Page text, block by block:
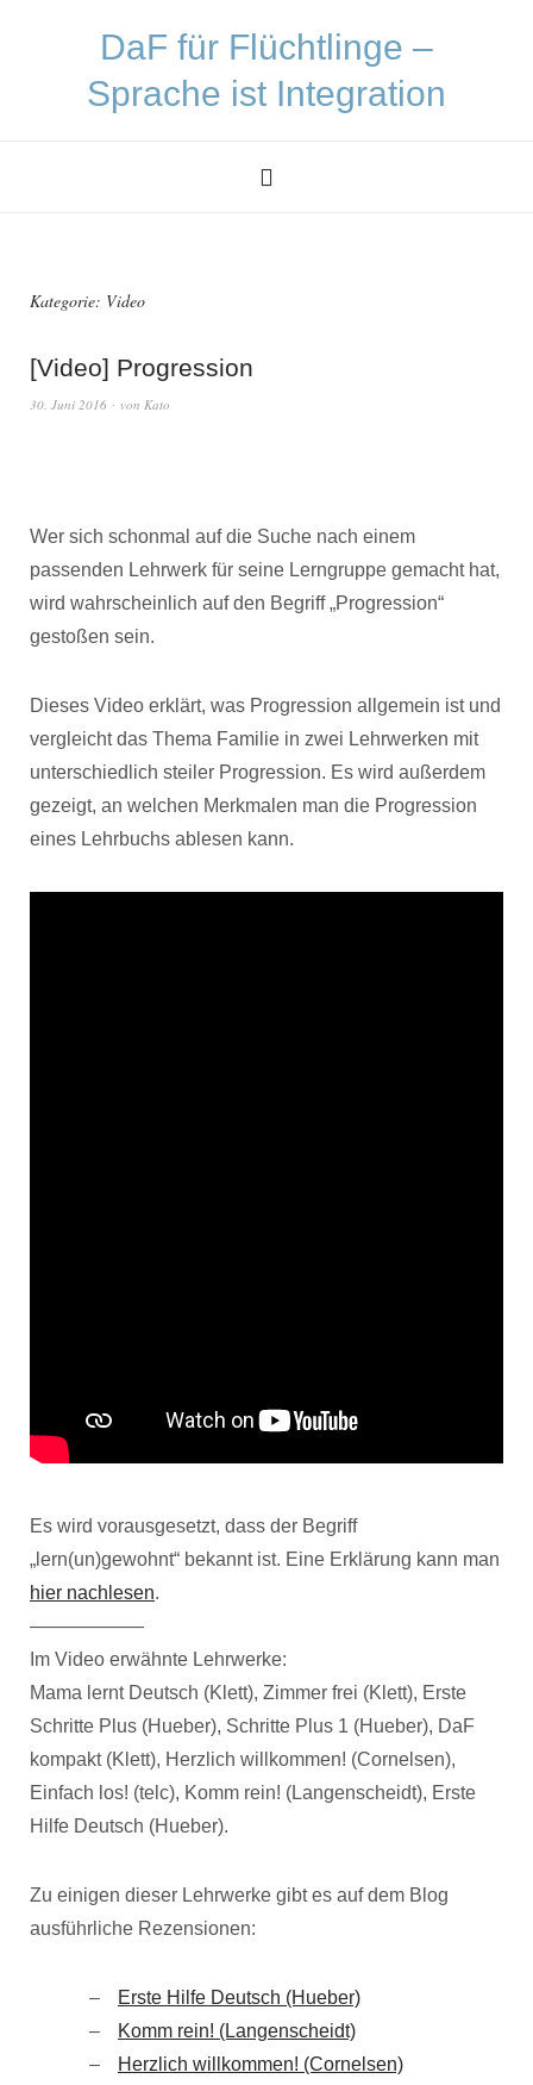
DaF für Flüchtlinge –
Sprache ist Integration
Kategorie: Video
[Video] Progression
30. Juni 2016 von Kato
Wer sich schonmal auf die Suche nach einem
passenden Lehrwerk für seine Lerngruppe gemacht hat,
wird wahrscheinlich auf den Begriff „Progression“
gestoßen sein.
Dieses Video erklärt, was Progression allgemein ist und
vergleicht das Thema Familie in zwei Lehrwerken mit
unterschiedlich steiler Progression. Es wird außerdem
gezeigt, an welchen Merkmalen man die Progression
eines Lehrbuchs ablesen kann.
Es wird vorausgesetzt, dass der Begriff
„lern(un)gewohnt“ bekannt ist. Eine Erklärung kann man
hier nachlesen.
——————
Im Video erwähnte Lehrwerke:
Mama lernt Deutsch (Klett), Zimmer frei (Klett), Erste
Schritte Plus (Hueber), Schritte Plus 1 (Hueber), DaF
kompakt (Klett), Herzlich willkommen! (Cornelsen),
Einfach los! (telc), Komm rein! (Langenscheidt), Erste
Hilfe Deutsch (Hueber).
Zu einigen dieser Lehrwerke gibt es auf dem Blog
ausführliche Rezensionen:
Erste Hilfe Deutsch (Hueber)
Komm rein! (Langenscheidt)
Herzlich willkommen! (Cornelsen)